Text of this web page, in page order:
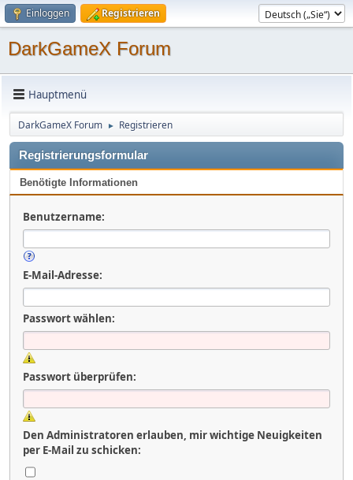
Einloggen Registrieren
DarkGameX Forum
Hauptmenü
DarkGameX Forum ► Registrieren
Registrierungsformular
Benötigte Informationen
Benutzername:
E-Mail-Adresse:
Passwort wählen:
Passwort überprüfen:
Den Administratoren erlauben, mir wichtige Neuigkeiten
per E-Mail zu schicken: